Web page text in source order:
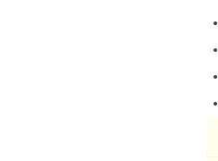
•
•
•
•